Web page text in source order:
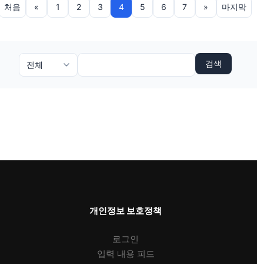
처음 « 1 2 3 4 5 6 7 » 마지막
검색
개인정보 보호정책
로그인
입력 내용 피드